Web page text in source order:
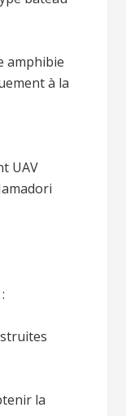
amphibie
à la
UAV
la